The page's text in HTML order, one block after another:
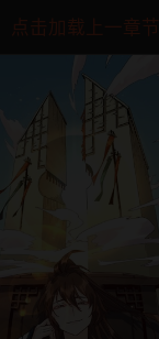
点击加载上一章节